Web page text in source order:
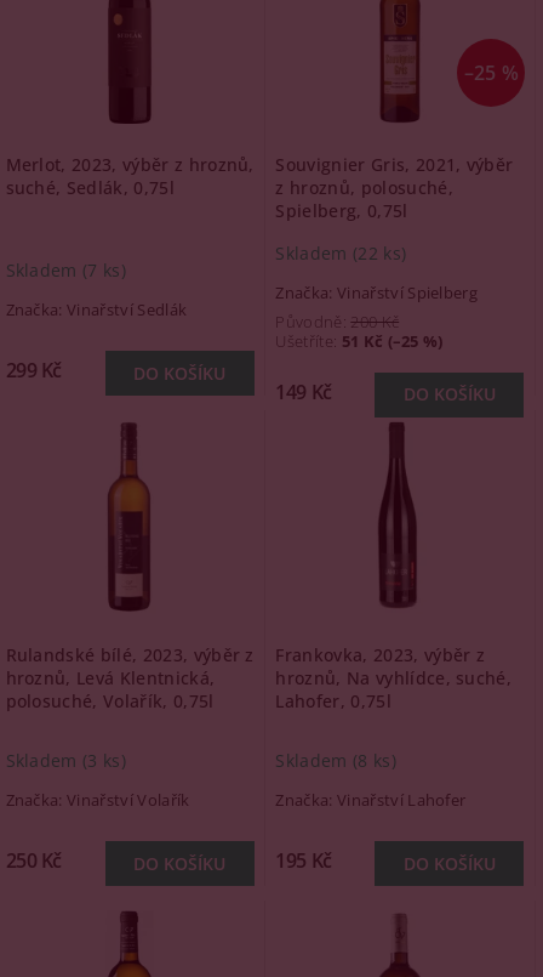
Merlot, 2023, výběr z hroznů,
suché, Sedlák, 0,75l
Skladem (7 ks)
Značka:Vinařství Sedlák
299 Kč
–25 %
Souvignier Gris, 2021, výběr
z hroznů, polosuché,
Spielberg, 0,75l
Skladem (22 ks)
Značka: Vinařství Spielberg
Původně:200 Kč
Ušetříte: 51 Kč (–25 %)
149 Kč
Rulandské bílé, 2023, výběr z
hroznů, Levá Klentnická,
polosuché, Volařík, 0,75l
Skladem (3 ks)
Značka:Vinařství Volařík
250 Kč
Frankovka, 2023, výběr z
hroznů, Na vyhlídce, suché,
Lahofer, 0,75l
Skladem (8 ks)
Značka: Vinařství Lahofer
195 Kč